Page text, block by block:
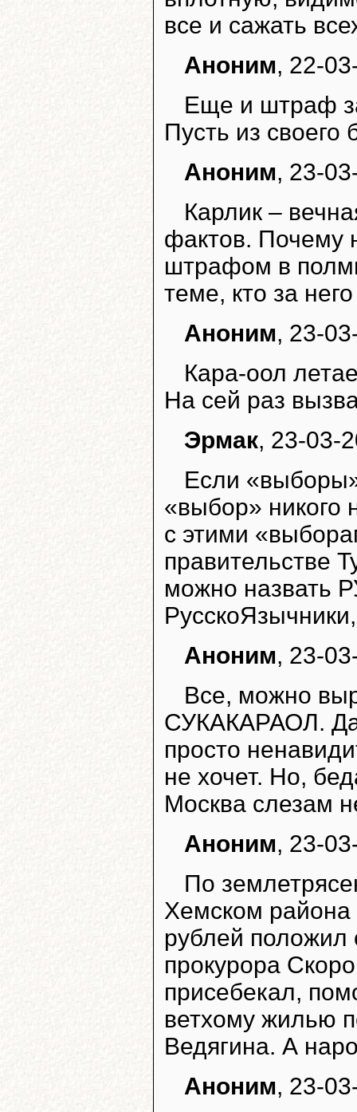
все и сажать
Аноним, 22-
Еще и штраф
Пусть из своего
Аноним, 23-
Карлик –
фактов. Почему
штрафом в
теме, кто за
Аноним, 23-
Кара-оол
На сей раз
Эрмак, 23-03-
Если
«выбор»
с этими
правительстве
можно назвать
Аноним, 23-
Все, можно
СУКАКАРАОЛ.
просто
не хочет. Но,
Москва слезам
Аноним, 23-
По
Хемском
рублей положил
прокурора
присебекал,
ветхому жилью
Ведягина. А
Аноним, 23-